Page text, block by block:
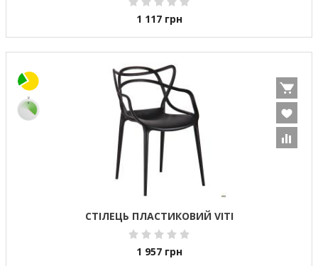
1 117 грн
СТІЛЕЦЬ ПЛАСТИКОВИЙ VITI
1 957 грн